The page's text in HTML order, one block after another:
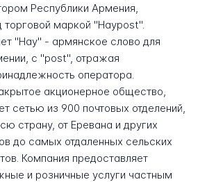
Республики Армения,
маркой "Haypost".
"Hay" - армянское слово для
с "post", отражая
оператора.
акционерное общество,
сетью из 900 почтовых отделений,
страну, от Еревана и других
до самых отдаленных сельских
Компания предоставляет
и розничные услуги частным